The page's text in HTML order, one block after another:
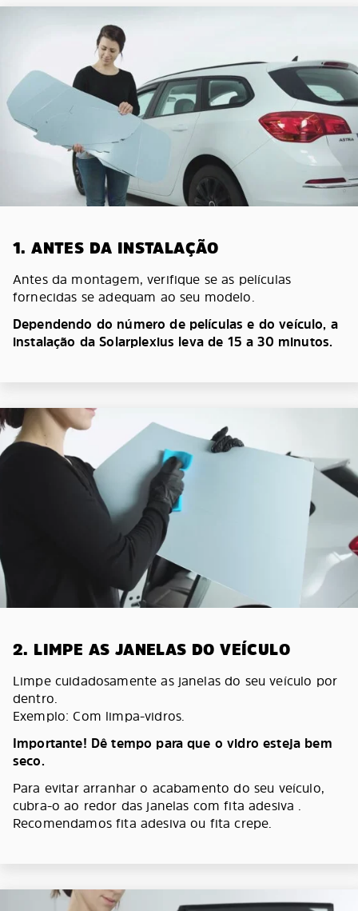
1. ANTES DA INSTALAÇÃO
Antes da montagem, verifique se as películas
fornecidas se adequam ao seu modelo.
Dependendo do número de películas e do veículo, a
instalação da Solarplexius leva de 15 a 30 minutos.
2. LIMPE AS JANELAS DO VEÍCULO
Limpe cuidadosamente as janelas do seu veículo por
dentro.
Exemplo: Com limpa-vidros.
Importante! Dê tempo para que o vidro esteja bem
seco.
Para evitar arranhar o acabamento do seu veículo,
cubra-o ao redor das janelas com fita adesiva .
Recomendamos fita adesiva ou fita crepe.